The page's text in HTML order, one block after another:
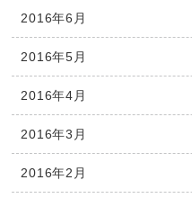
2016年6月
2016年5月
2016年4月
2016年3月
2016年2月